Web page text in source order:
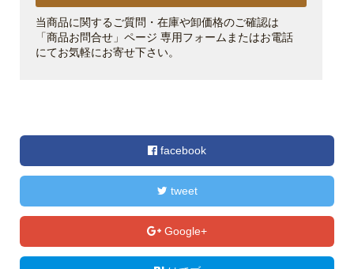
当商品に関するご質問・在庫や卸価格のご確認は
「商品お問合せ」ページ 専用フォームまたはお電話
にてお気軽にお寄せ下さい。
facebook
tweet
Google+